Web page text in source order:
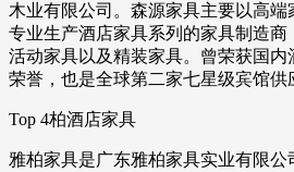
木业有限公司。森源家具主要以高
专业生产酒店家具系列的家具制造商
活动家具以及精装家具。曾荣获国
荣誉，也是全球第二家七星级宾馆供
Top 4柏酒店家具
雅柏家具是广东雅柏家具实业有限